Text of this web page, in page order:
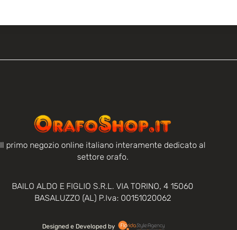
Il primo negozio online italiano interamente dedicato al
settore orafo.
BAILO ALDO E FIGLIO S.R.L. VIA TORINO, 4 15060
BASALUZZO (AL) P.Iva: 00151020062
Designed e Developed by‏‏‎ ‎